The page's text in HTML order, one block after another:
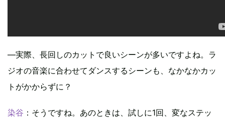
―実際、長回しのカットで良いシーンが多いですよね。ラ
ジオの音楽に合わせてダンスするシーンも、なかなかカッ
トがかからずに？
染谷 ：そうですね。あのときは、試しに1回、変なステッ